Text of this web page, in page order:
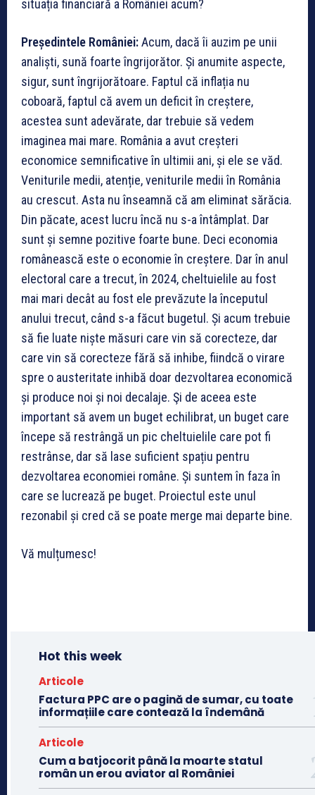
situația financiară a României acum?
Președintele României:Acum, dacă îi auzim pe unii
analiști, sună foarte îngrijorător. Și anumite aspecte,
sigur, sunt îngrijorătoare. Faptul că inflația nu
coboară, faptul că avem un deficit în creștere,
acestea sunt adevărate, dar trebuie să vedem
imaginea mai mare. România a avut creșteri
economice semnificative în ultimii ani, și ele se văd.
Veniturile medii, atenție, veniturile medii în România
au crescut. Asta nu înseamnă că am eliminat sărăcia.
Din păcate, acest lucru încă nu s-a întâmplat. Dar
sunt și semne pozitive foarte bune. Deci economia
românească este o economie în creștere. Dar în anul
electoral care a trecut, în 2024, cheltuielile au fost
mai mari decât au fost ele prevăzute la începutul
anului trecut, când s-a făcut bugetul. Și acum trebuie
să fie luate niște măsuri care vin să corecteze, dar
care vin să corecteze fără să inhibe, fiindcă o virare
spre o austeritate inhibă doar dezvoltarea economică
și produce noi și noi decalaje. Şi de aceea este
important să avem un buget echilibrat, un buget care
începe să restrângă un pic cheltuielile care pot fi
restrânse, dar să lase suficient spațiu pentru
dezvoltarea economiei române. Și suntem în faza în
care se lucrează pe buget. Proiectul este unul
rezonabil și cred că se poate merge mai departe bine.
Vă mulțumesc!
Hot this week
Articole
Factura PPC are o pagină de sumar, cu toate
informațiile care contează la îndemână
Articole
Cum a batjocorit până la moarte statul
român un erou aviator al României